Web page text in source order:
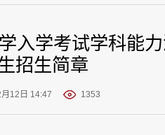
入学考试学科能
招生简章
12日 14:47 1353